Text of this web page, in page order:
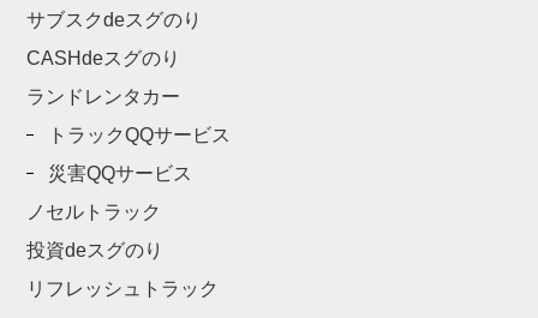
サブスクdeスグのり
CASHdeスグのり
ランドレンタカー
トラックQQサービス
災害QQサービス
ノセルトラック
投資deスグのり
リフレッシュトラック